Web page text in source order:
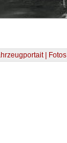
| Fotos